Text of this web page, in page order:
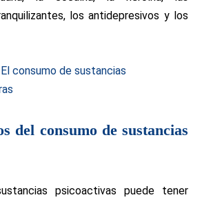
los antidepresivos y los
El consumo de sustancias
del consumo de sustancias
psicoactivas puede tener